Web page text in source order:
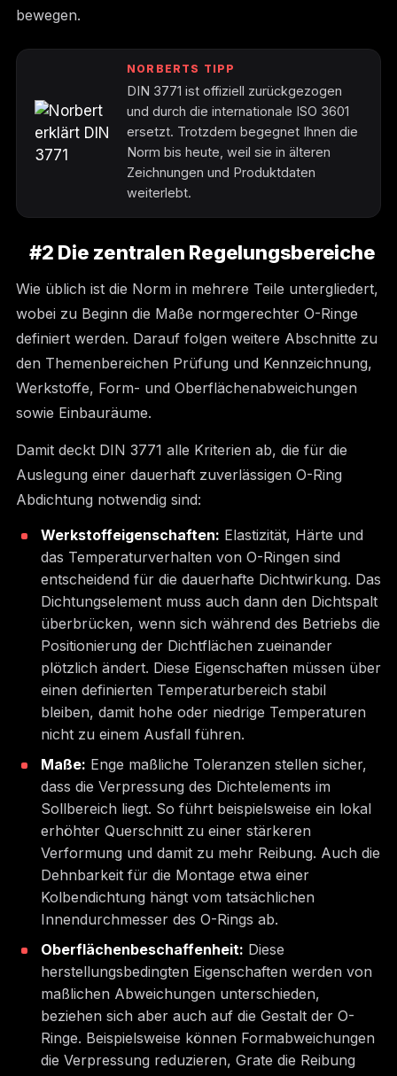
bewegen.
NORBERTS TIPP
DIN 3771 ist offiziell zurückgezogen
und durch die internationale ISO 3601
ersetzt. Trotzdem begegnet Ihnen die
Norm bis heute, weil sie in älteren
Zeichnungen und Produktdaten
weiterlebt.
#2 Die zentralen Regelungsbereiche
Wie üblich ist die Norm in mehrere Teile untergliedert,
wobei zu Beginn die Maße normgerechter O-Ringe
definiert werden. Darauf folgen weitere Abschnitte zu
den Themenbereichen Prüfung und Kennzeichnung,
Werkstoffe, Form- und Oberflächenabweichungen
sowie Einbauräume.
Damit deckt DIN 3771 alle Kriterien ab, die für die
Auslegung einer dauerhaft zuverlässigen O-Ring
Abdichtung notwendig sind:
Werkstoffeigenschaften: Elastizität, Härte und
das Temperaturverhalten von O-Ringen sind
entscheidend für die dauerhafte Dichtwirkung. Das
Dichtungselement muss auch dann den Dichtspalt
überbrücken, wenn sich während des Betriebs die
Positionierung der Dichtflächen zueinander
plötzlich ändert. Diese Eigenschaften müssen über
einen definierten Temperaturbereich stabil
bleiben, damit hohe oder niedrige Temperaturen
nicht zu einem Ausfall führen.
Maße: Enge maßliche Toleranzen stellen sicher,
dass die Verpressung des Dichtelements im
Sollbereich liegt. So führt beispielsweise ein lokal
erhöhter Querschnitt zu einer stärkeren
Verformung und damit zu mehr Reibung. Auch die
Dehnbarkeit für die Montage etwa einer
Kolbendichtung hängt vom tatsächlichen
Innendurchmesser des O-Rings ab.
Oberflächenbeschaffenheit: Diese
herstellungsbedingten Eigenschaften werden von
maßlichen Abweichungen unterschieden,
beziehen sich aber auch auf die Gestalt der O-
Ringe. Beispielsweise können Formabweichungen
die Verpressung reduzieren, Grate die Reibung